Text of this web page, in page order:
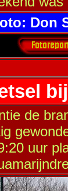
Don
de
uur